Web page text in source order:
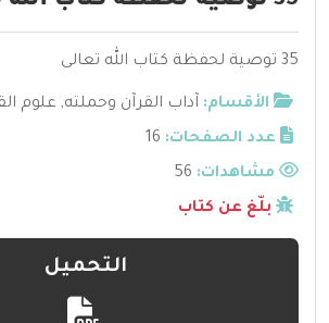
35 توصية لحفظة كتاب الله تعالى
الأقسام: آداب القرآن وحملته, علوم
عدد الصفحات: 16
مشاهدات:
بلّغ عن كتاب
التحميل